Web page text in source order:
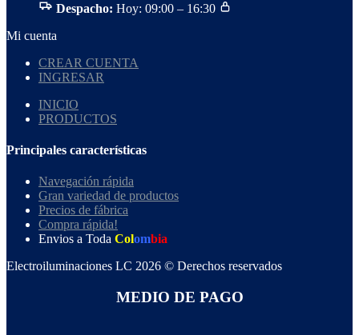
Despacho: Hoy: 09:00 – 16:30
Mi cuenta
CREAR CUENTA
INGRESAR
INICIO
PRODUCTOS
Principales características
Navegación rápida
Gran variedad de productos
Precios de fábrica
Compra rápida!
Envios a Toda Colombia
Electroiluminaciones LC 2026 © Derechos reservados
MEDIO DE PAGO